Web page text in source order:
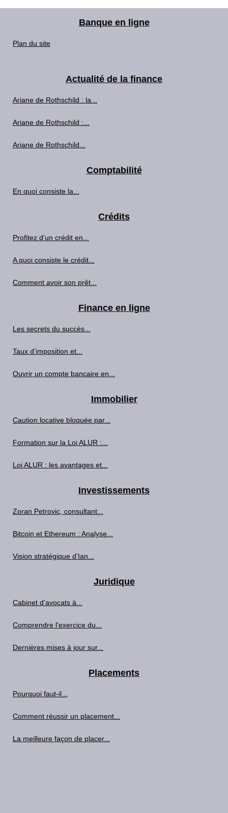
Banque en ligne
Plan du site
Actualité de la finance
Ariane de Rothschild : la...
Ariane de Rothschild :...
Ariane de Rothschild...
Comptabilité
En quoi consiste la...
Crédits
Profitez d'un crédit en...
A quoi consiste le crédit...
Comment avoir son prêt...
Finance en ligne
Les secrets du succès...
Taux d'imposition et...
Ouvrir un compte bancaire en...
Immobilier
Caution locative bloquée par...
Formation sur la Loi ALUR :...
Loi ALUR : les avantages et...
Investissements
Zoran Petrovic, consultant...
Bitcoin et Ethereum : Analyse...
Vision stratégique d'Ian...
Juridique
Cabinet d’avocats à...
Comprendre l'exercice du...
Dernières mises à jour sur...
Placements
Pourquoi faut-il...
Comment réussir un placement...
La meilleure façon de placer...